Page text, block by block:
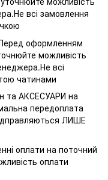
всі замовлення
оформленням
можливість
всі
чатинами
та АКСЕСУАРИ на
передоплата
ЛИШЕ
оплати на поточний
оплати